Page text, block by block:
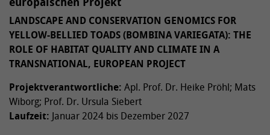
LANDSCAPE AND CONSERVATION GENOMICS FOR
YELLOW-BELLIED TOADS (BOMBINA VARIEGATA): THE
ROLE OF HABITAT QUALITY AND CLIMATE IN A
TRANSNATIONAL, EUROPEAN PROJECT
Projektverantwortliche: Apl. Prof. Dr. Heike Pröhl; Mats
Wiborg; Prof. Dr. Ursula Siebert
Laufzeit: Januar 2024 bis Dezember 2027